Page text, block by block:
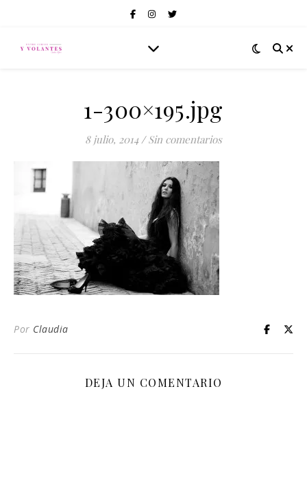
1-300×195.jpg
8 julio, 2014 / Sin comentarios
Por Claudia
DEJA UN COMENTARIO